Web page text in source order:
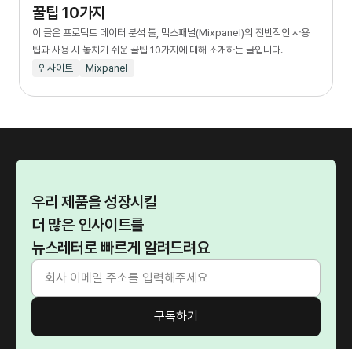
꿀팁 10가지
이 글은 프로덕트 데이터 분석 툴, 믹스패널(Mixpanel)의 전반적인 사용
팁과 사용 시 놓치기 쉬운 꿀팁 10가지에 대해 소개하는 글입니다.
인사이트
Mixpanel
우리 제품을 성장시킬
더 많은 인사이트를
뉴스레터로 빠르게 알려드려요